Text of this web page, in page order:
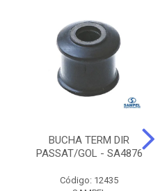
BUCHA TERM DIR
PASSAT/GOL - SA4876
Código: 12435